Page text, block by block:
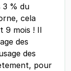
3 % du
cela
9 mois ! Il
des
des
pour